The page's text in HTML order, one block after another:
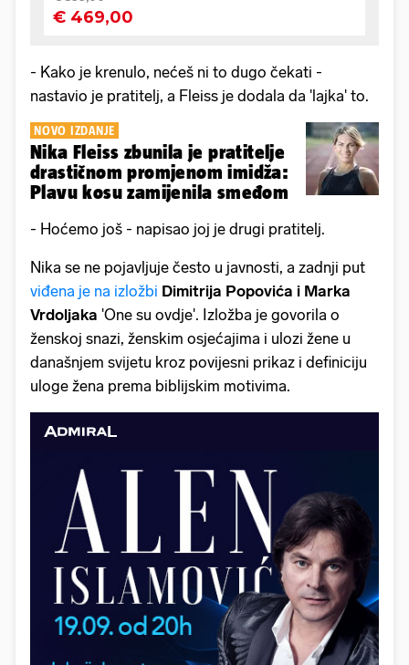
- Kako je krenulo, nećeš ni to dugo čekati -
nastavio je pratitelj, a Fleiss je dodala da 'lajka' to.
NOVO IZDANJE
Nika Fleiss zbunila je pratitelje
drastičnom promjenom imidža:
Plavu kosu zamijenila smeđom
- Hoćemo još - napisao joj je drugi pratitelj.
Nika se ne pojavljuje često u javnosti, a zadnji put
viđena je na izložbi Dimitrija Popovića i Marka
Vrdoljaka 'One su ovdje'. Izložba je govorila o
ženskoj snazi, ženskim osjećajima i ulozi žene u
današnjem svijetu kroz povijesni prikaz i definiciju
uloge žena prema biblijskim motivima.